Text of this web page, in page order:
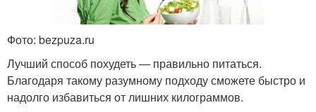
Фото: bezpuza.ru
Лучший способ похудеть — правильно питаться.
Благодаря такому разумному подходу сможете быстро и
надолго избавиться от лишних килограммов.